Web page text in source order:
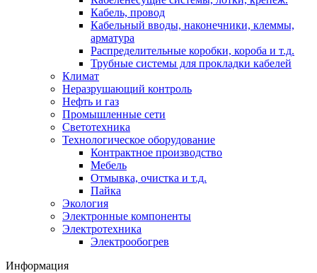
Кабель, провод
Кабельный вводы, наконечники, клеммы,
арматура
Распределительные коробки, короба и т.д.
Трубные системы для прокладки кабелей
Климат
Неразрушающий контроль
Нефть и газ
Промышленные сети
Светотехника
Технологическое оборудование
Контрактное производство
Мебель
Отмывка, очистка и т.д.
Пайка
Экология
Электронные компоненты
Электротехника
Электрообогрев
Информация